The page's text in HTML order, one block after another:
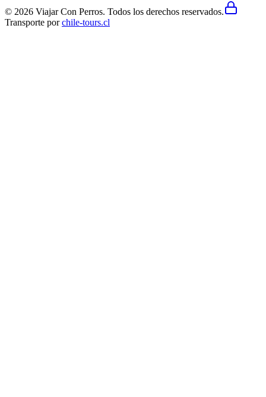
© 2026 Viajar Con Perros. Todos los derechos reservados.
Transporte porchile-tours.cl